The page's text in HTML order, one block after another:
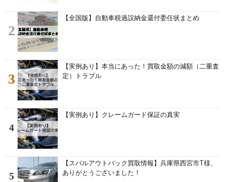
2
【全国版】自動車税過誤納金還付委任状まとめ
3
【実例あり】本当にあった！買取金額の減額（二重査
定）トラブル
4
【実例あり】クレームガード保証の真実
5
【スバルアウトバック買取情報】兵庫県西宮市T様、
ありがとうございました！